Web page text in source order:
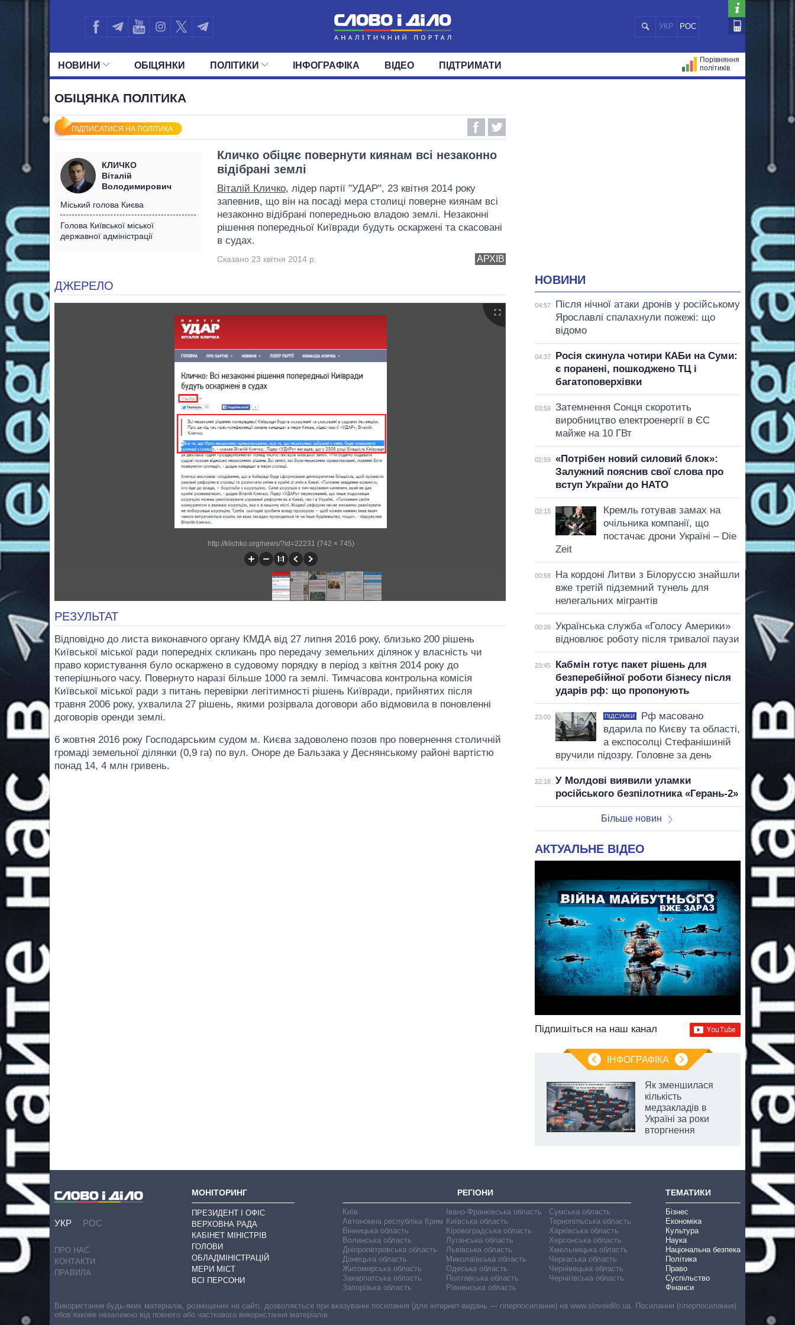
УКР РОС
НОВИНИ
СВІТ
ОБIЦЯНКИ ПОЛIТИКИ
ОКРУГИ
ІНФОГРАФІКА ВІДЕО ПІДТРИМАТИ
Порівняння
політиків
ОБІЦЯНКА ПОЛІТИКА
ПІДПИСАТИСЯ НА ПОЛІТИКА
КЛИЧКО
Віталій
Володимирович
Міський голова Києва
Голова Київської міської
державної адміністрації
Кличко обіцяє повернути киянам всі незаконно
відібрані землі
Віталій Кличко, лідер партії "УДАР", 23 квітня 2014 року
запевнив, що він на посаді мера столиці поверне киянам всі
незаконно відібрані попередньою владою землі. Незаконні
рішення попередньої Київради будуть оскаржені та скасовані
в судах.
АРХІВ
Сказано 23 квітня 2014 р.
ДЖЕРЕЛО
http://klichko.org/news/?id=22231 (742 × 745)
РЕЗУЛЬТАТ
Відповідно до листа виконавчого органу КМДА від 27 липня 2016 року, близько 200 рішень
Київської міської ради попередніх скликань про передачу земельних ділянок у власність чи
право користування було оскаржено в судовому порядку в період з квітня 2014 року до
теперішнього часу. Повернуто наразі більше 1000 га землі. Тимчасова контрольна комісія
Київської міської ради з питань перевірки легітимності рішень Київради, прийнятих після
травня 2006 року, ухвалила 27 рішень, якими розірвала договори або відмовила в поновленні
договорів оренди землі.
6 жовтня 2016 року Господарським судом м. Києва задоволено позов про повернення столичній
громаді земельної ділянки (0,9 га) по вул. Оноре де Бальзака у Деснянському районі вартістю
понад 14, 4 млн гривень.
НОВИНИ
04:57
Після нічної атаки дронів у російському
Ярославлі спалахнули пожежі: що
відомо
04:37
Росія скинула чотири КАБи на Суми:
є поранені, пошкоджено ТЦ і
багатоповерхівки
03:59
Затемнення Сонця скоротить
виробництво електроенергії в ЄС
майже на 10 ГВт
02:59
«Потрібен новий силовий блок»:
Залужний пояснив свої слова про
вступ України до НАТО
02:15
Кремль готував замах на
очільника компанії, що
постачає дрони Україні – Die
Zeit
00:58
На кордоні Литви з Білоруссю знайшли
вже третій підземний тунель для
нелегальних мігрантів
00:26
Українська служба «Голосу Америки»
відновлює роботу після тривалої паузи
23:45
Кабмін готує пакет рішень для
безперебійної роботи бізнесу після
ударів рф: що пропонують
23:00 ПІДСУМКИ
Рф масовано
вдарила по Києву та області,
а експосолці Стефанішиній
вручили підозру. Головне за день
22:18
У Молдові виявили уламки
російського безпілотника «Герань-2»
Більше новин
АКТУАЛЬНЕ ВІДЕО
Підпишіться на наш канал
ІНФОГРАФІКА
Як зменшилася
кількість
медзакладів в
Україні за роки
вторгнення
УКР РОС
ПРО НАС
КОНТАКТИ
ПРАВИЛА
МОНІТОРИНГ
ПРЕЗИДЕНТ І ОФІС
ВЕРХОВНА РАДА
КАБІНЕТ МІНІСТРІВ
ГОЛОВИ
ОБЛАДМІНІСТРАЦІЙ
МЕРИ МІСТ
ВСІ ПЕРСОНИ
РЕГІОНИ
Київ
Автономна республіка Крим
Вінницька область
Волинська область
Дніпропетровська область
Донецька область
Житомирська область
Закарпатська область
Запорізька область
Івано-Франківська область
Київська область
Кіровоградська область
Луганська область
Львівська область
Миколаївська область
Одеська область
Полтавська область
Рівненська область
Сумська область
Тернопільська область
Харківська область
Херсонська область
Хмельницька область
Черкаська область
Чернівецька область
Чернігівська область
ТЕМАТИКИ
Бізнес
Економіка
Культура
Наука
Національна безпека
Політика
Право
Суспільство
Фінанси
Використання будь-яких матеріалів, розміщених на сайті, дозволяється при вказуванні посилання (для інтернет-видань — гіперпосилання) на www.slovoidilo.ua. Посилання (гіперпосилання)
обов’язкове незалежно від повного або часткового використання матеріалів.